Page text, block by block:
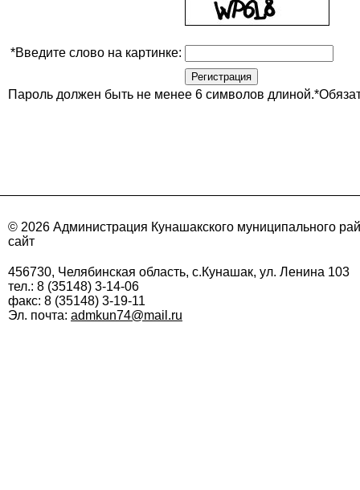
*Введите слово на картинке:
Пароль должен быть не менее 6 символов длиной.*
© 2026 Администрация Кунашакского муниципального
сайт
456730, Челябинская область, с.Кунашак, ул. Ленина 103
тел.: 8 (35148) 3-14-06
факс: 8 (35148) 3-19-11
Эл. почта: admkun74@mail.ru